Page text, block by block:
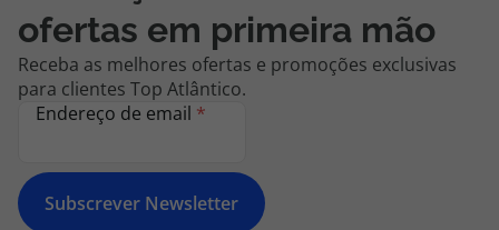
ofertas em primeira mão
Receba as melhores ofertas e promoções exclusivas
para clientes Top Atlântico.
Endereço de email *
Subscrever Newsletter